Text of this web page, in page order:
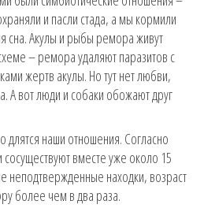
и пасли стада, а мы кормили
сна. Акулы и рыбы ремора живут
– ремора удаляют паразитов с
жертв акулы. Но тут нет любви,
А вот люди и собаки обожают друг
длятся наши отношения. Согласно
вместе уже около 15
неподтвержденные находки, возраст
более чем в два раза.